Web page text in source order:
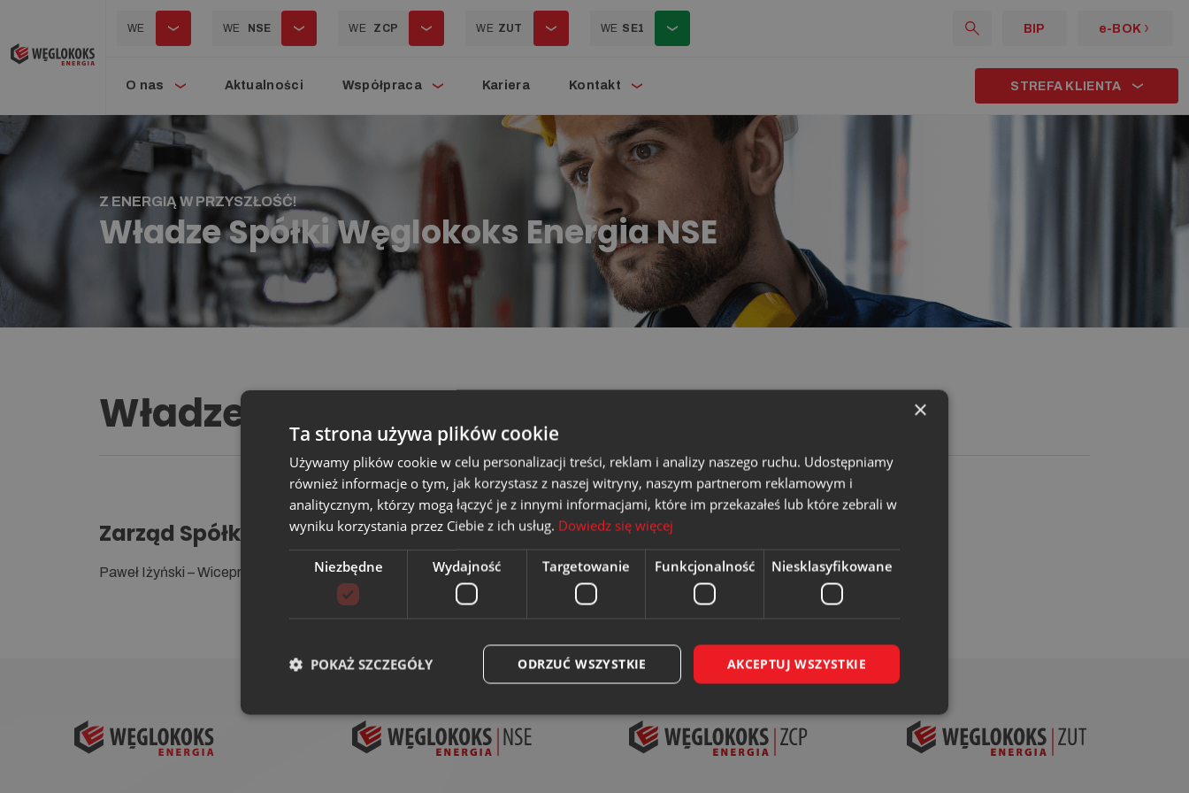
WE WE NSE WE ZCP WE ZUT WE SE1 BIP e-BOK
O nas Aktualności Współpraca Kariera Kontakt STREFA KLIENTA
Z ENERGIĄ W PRZYSZŁOŚĆ!
Władze Spółki Węglokoks Energia NSE
Władze Spółki
Zarząd Spółki
Paweł Iżyński – Wiceprezes Zarządu
×
Ta strona używa plików cookie
Używamy plików cookie w celu personalizacji treści, reklam i analizy naszego ruchu. Udostępniamy
również informacje o tym, jak korzystasz z naszej witryny, naszym partnerom reklamowym i
analitycznym, którzy mogą łączyć je z innymi informacjami, które im przekazałeś lub które zebrali w
wyniku korzystania przez Ciebie z ich usług. Dowiedz się więcej
Niezbędne Wydajność Targetowanie Funkcjonalność Niesklasyfikowane
AKCEPTUJ WSZYSTKIE
ODRZUĆ WSZYSTKIE
POKAŻ SZCZEGÓŁY